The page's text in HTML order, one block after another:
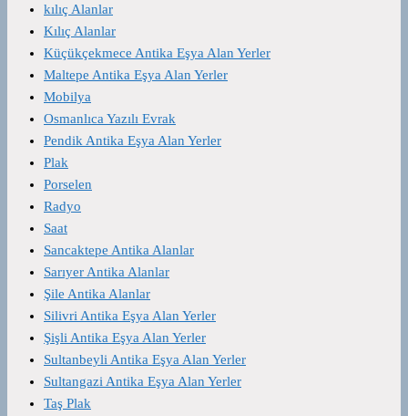
kılıç Alanlar
Kılıç Alanlar
Küçükçekmece Antika Eşya Alan Yerler
Maltepe Antika Eşya Alan Yerler
Mobilya
Osmanlıca Yazılı Evrak
Pendik Antika Eşya Alan Yerler
Plak
Porselen
Radyo
Saat
Sancaktepe Antika Alanlar
Sarıyer Antika Alanlar
Şile Antika Alanlar
Silivri Antika Eşya Alan Yerler
Şişli Antika Eşya Alan Yerler
Sultanbeyli Antika Eşya Alan Yerler
Sultangazi Antika Eşya Alan Yerler
Taş Plak